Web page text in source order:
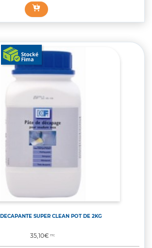
SUPER CLEAN POT DE 2KG
Prix
35,10€TTC